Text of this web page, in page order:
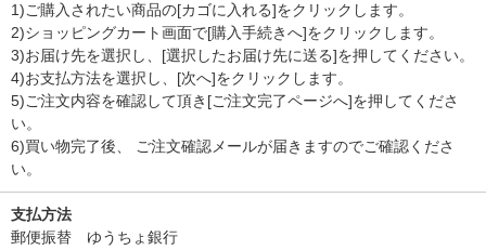
1)ご購入されたい商品の[カゴに入れる]をクリックします。
2)ショッピングカート画面で[購入手続きへ]をクリックします。
3)お届け先を選択し、[選択したお届け先に送る]を押してください。
4)お支払方法を選択し、[次へ]をクリックします。
5)ご注文内容を確認して頂き[ご注文完了ページへ]を押してくださ
い。
6)買い物完了後、 ご注文確認メールが届きますのでご確認くださ
い。
支払方法
郵便振替 ゆうちょ銀行